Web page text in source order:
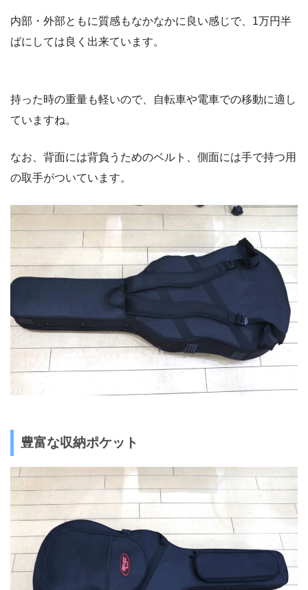
内部・外部ともに質感もなかなかに良い感じで、1万円半
ばにしては良く出来ています。
持った時の重量も軽いので、自転車や電車での移動に適し
ていますね。
なお、背面には背負うためのベルト、側面には手で持つ用
の取手がついています。
豊富な収納ポケット